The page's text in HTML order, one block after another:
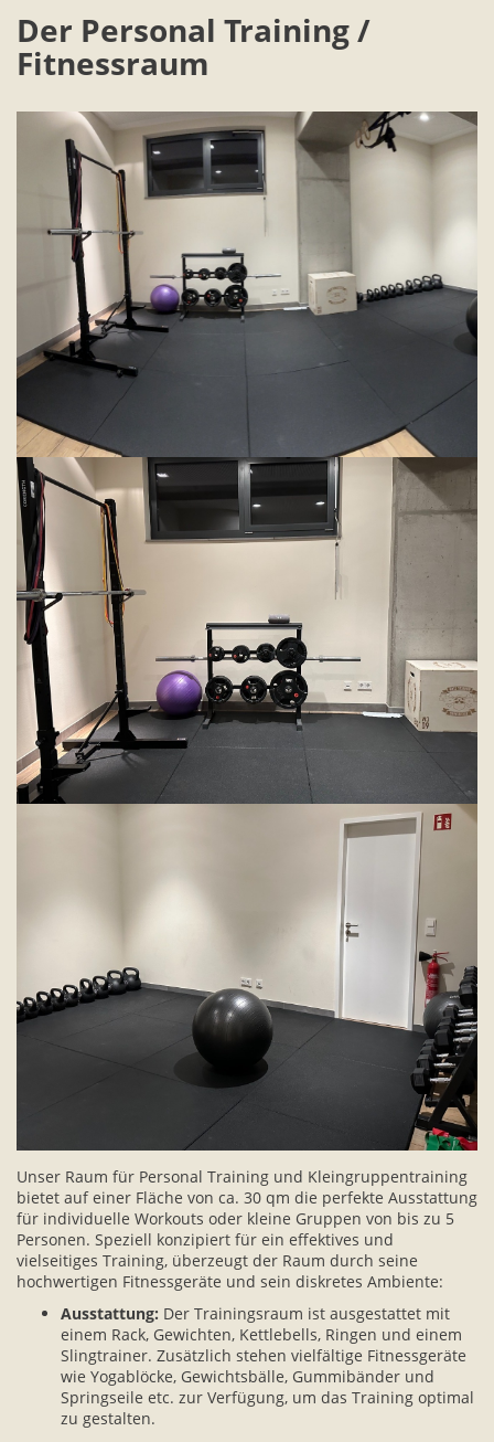
Der Personal Training /
Fitnessraum
Unser Raum für Personal Training und Kleingruppentraining
bietet auf einer Fläche von ca. 30 qm die perfekte Ausstattung
für individuelle Workouts oder kleine Gruppen von bis zu 5
Personen. Speziell konzipiert für ein effektives und
vielseitiges Training, überzeugt der Raum durch seine
hochwertigen Fitnessgeräte und sein diskretes Ambiente:
Ausstattung: Der Trainingsraum ist ausgestattet mit
einem Rack, Gewichten, Kettlebells, Ringen und einem
Slingtrainer. Zusätzlich stehen vielfältige Fitnessgeräte
wie Yogablöcke, Gewichtsbälle, Gummibänder und
Springseile etc. zur Verfügung, um das Training optimal
zu gestalten.